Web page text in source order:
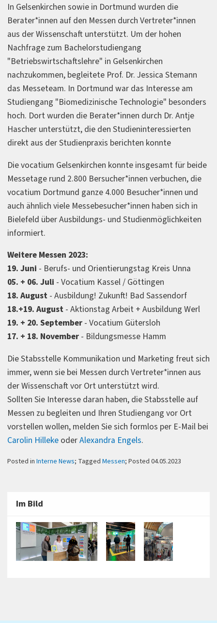
In Gelsenkirchen sowie in Dortmund wurden die
Berater*innen auf den Messen durch Vertreter*innen
aus der Wissenschaft unterstützt. Um der hohen
Nachfrage zum Bachelorstudiengang
"Betriebswirtschaftslehre" in Gelsenkirchen
nachzukommen, begleitete Prof. Dr. Jessica Stemann
das Messeteam. In Dortmund war das Interesse am
Studiengang "Biomedizinische Technologie" besonders
hoch. Dort wurden die Berater*innen durch Dr. Antje
Hascher unterstützt, die den Studieninteressierten
direkt aus der Studienpraxis berichten konnte
Die vocatium Gelsenkirchen konnte insgesamt für beide
Messetage rund 2.800 Bersucher*innen verbuchen, die
vocatium Dortmund ganze 4.000 Besucher*innen und
auch ähnlich viele Messebesucher*innen haben sich in
Bielefeld über Ausbildungs- und Studienmöglichkeiten
informiert.
Weitere Messen 2023:
19. Juni - Berufs- und Orientierungstag Kreis Unna
05. + 06. Juli - Vocatium Kassel / Göttingen
18. August - Ausbildung! Zukunft! Bad Sassendorf
18.+19. August - Aktionstag Arbeit + Ausbildung Werl
19. + 20. September - Vocatium Gütersloh
17. + 18. November - Bildungsmesse Hamm
Die Stabsstelle Kommunikation und Marketing freut sich
immer, wenn sie bei Messen durch Vertreter*innen aus
der Wissenschaft vor Ort unterstützt wird.
Sollten Sie Interesse daran haben, die Stabsstelle auf
Messen zu begleiten und Ihren Studiengang vor Ort
vorstellen wollen, melden Sie sich formlos per E-Mail bei
Carolin Hilleke oderAlexandra Engels.
Posted in Interne News; Tagged Messen; Posted 04.05.2023
Im Bild